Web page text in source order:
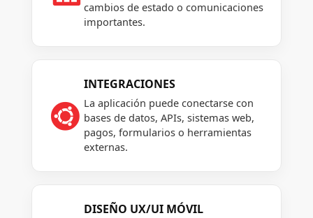
cambios de estado o comunicaciones
importantes.

INTEGRACIONES
La aplicación puede conectarse con
bases de datos, APIs, sistemas web,
pagos, formularios o herramientas
externas.
DISEÑO UX/UI MÓVIL